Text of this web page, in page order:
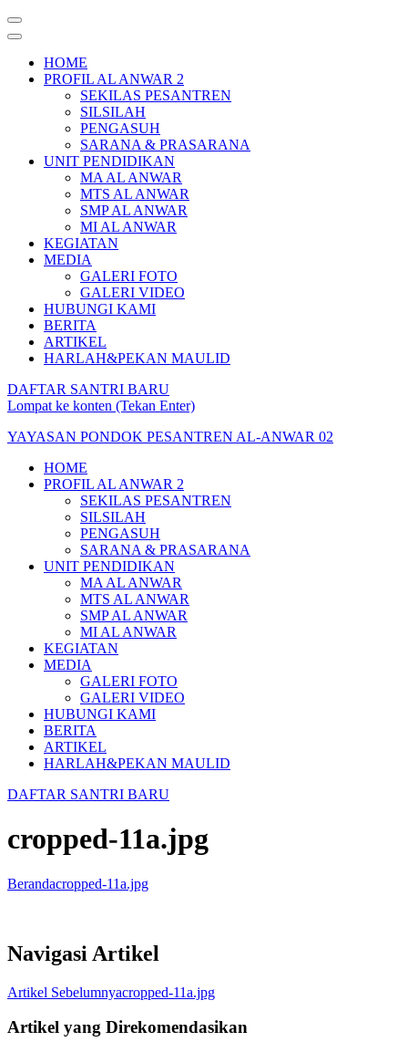
HOME
PROFIL AL ANWAR 2
SEKILAS PESANTREN
SILSILAH
PENGASUH
SARANA & PRASARANA
UNIT PENDIDIKAN
MA AL ANWAR
MTS AL ANWAR
SMP AL ANWAR
MI AL ANWAR
KEGIATAN
MEDIA
GALERI FOTO
GALERI VIDEO
HUBUNGI KAMI
BERITA
ARTIKEL
HARLAH&PEKAN MAULID
DAFTAR SANTRI BARU
Lompat ke konten (Tekan Enter)
YAYASAN PONDOK PESANTREN AL-ANWAR 02
HOME
PROFIL AL ANWAR 2
SEKILAS PESANTREN
SILSILAH
PENGASUH
SARANA & PRASARANA
UNIT PENDIDIKAN
MA AL ANWAR
MTS AL ANWAR
SMP AL ANWAR
MI AL ANWAR
KEGIATAN
MEDIA
GALERI FOTO
GALERI VIDEO
HUBUNGI KAMI
BERITA
ARTIKEL
HARLAH&PEKAN MAULID
DAFTAR SANTRI BARU
cropped-11a.jpg
Berandacropped-11a.jpg
Navigasi Artikel
Artikel Sebelumnyacropped-11a.jpg
Artikel yang Direkomendasikan